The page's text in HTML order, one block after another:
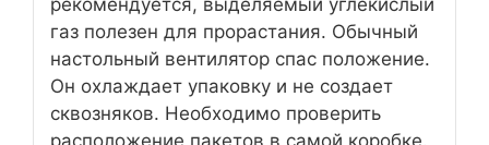
газ полезен для прорастания. Обычный
настольный вентилятор спас положение.
Он охлаждает упаковку и не создает
сквозняков. Необходимо проверить
расположение пакетов в самой коробке.